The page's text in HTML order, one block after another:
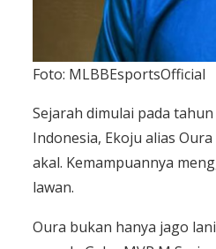
Foto: MLBBEsportsOfficial
Sejarah dimulai pada
Indonesia, Ekoju alias
akal. Kemampuannya
lawan.
Oura bukan hanya jago